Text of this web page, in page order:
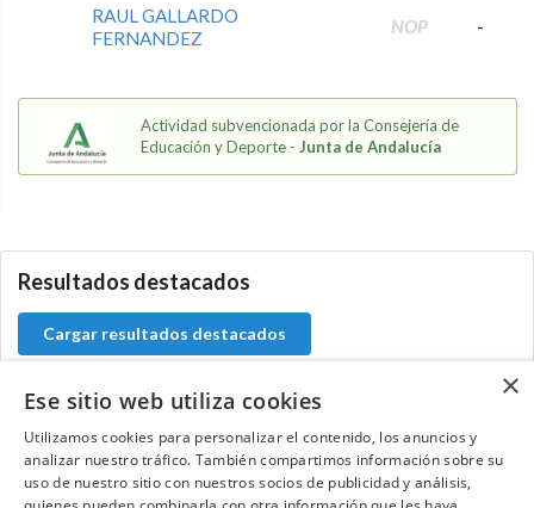
RAUL GALLARDO
FERNANDEZ
NOP -
Actividad subvencionada por la Consejería de
Educación y Deporte - Junta de Andalucía
Resultados destacados
Cargar resultados destacados
Contacta con el equipo de NextCaddy
×
Ese sitio web utiliza cookies
Utilizamos cookies para personalizar el contenido, los anuncios y
analizar nuestro tráfico. También compartimos información sobre su
uso de nuestro sitio con nuestros socios de publicidad y análisis,